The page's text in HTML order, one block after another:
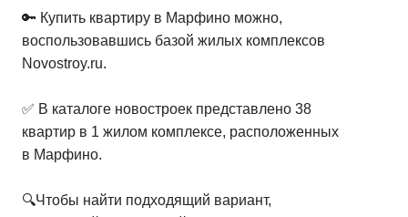
3-комн. кв.
114–114,7м² 2
🔑 Купить квартиру в Марфино можно,
воспользовавшись базой жилых комплексов
Novostroy.ru.
✅ В каталоге новостроек представлено 38
квартир в 1 жилом комплексе, расположенных
в Марфино.
🔍Чтобы найти подходящий вариант,